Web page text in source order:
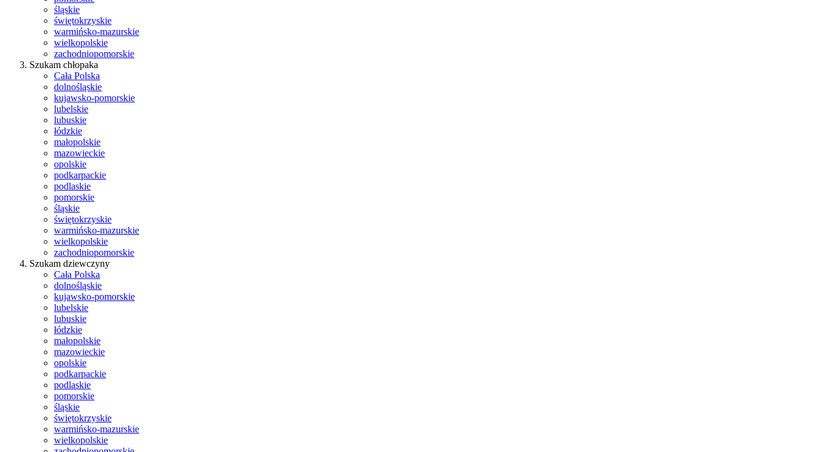
śląskie
świętokrzyskie
warmińsko-mazurskie
wielkopolskie
zachodniopomorskie
Szukam chłopaka
Cała Polska
dolnośląskie
kujawsko-pomorskie
lubelskie
lubuskie
łódzkie
małopolskie
mazowieckie
opolskie
podkarpackie
podlaskie
pomorskie
śląskie
świętokrzyskie
warmińsko-mazurskie
wielkopolskie
zachodniopomorskie
Szukam dziewczyny
Cała Polska
dolnośląskie
kujawsko-pomorskie
lubelskie
lubuskie
łódzkie
małopolskie
mazowieckie
opolskie
podkarpackie
podlaskie
pomorskie
śląskie
świętokrzyskie
warmińsko-mazurskie
wielkopolskie